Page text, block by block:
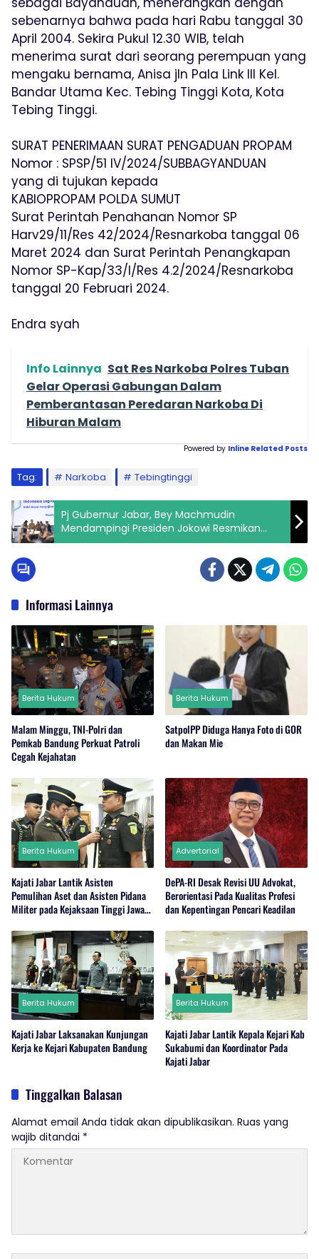
sebenarnya bahwa pada hari Rabu tanggal 30
April 2004. Sekira Pukul 12.30 WIB, telah
menerima surat dari seorang perempuan yang
mengaku bernama, Anisa jln Pala Link Ill Kel.
Bandar Utama Kec. Tebing Tinggi Kota, Kota
Tebing Tinggi.
SURAT PENERIMAAN SURAT PENGADUAN PROPAM
Nomor : SPSP/51 IV/2024/SUBBAGYANDUAN
yang di tujukan kepada
KABIOPROPAM POLDA SUMUT
Surat Perintah Penahanan Nomor SP
Harv29/11/Res 42/2024/Resnarkoba tanggal 06
Maret 2024 dan Surat Perintah Penangkapan
Nomor SP-Kap/33/l/Res 4.2/2024/Resnarkoba
tanggal 20 Februari 2024.
Endra syah
Info Lainnya Sat Res Narkoba Polres Tuban
Gelar Operasi Gabungan Dalam
Pemberantasan Peredaran Narkoba Di
Hiburan Malam
Powered by Inline Related Posts
Tag: Narkoba Tebingtinggi
Pj Gubernur Jabar, Bey Machmudin
Mendampingi Presiden Jokowi Resmikan
Indonesia Digital Test House
Informasi Lainnya
Berita Hukum
Malam Minggu, TNI-Polri dan
Pemkab Bandung Perkuat Patroli
Cegah Kejahatan
Berita Hukum
SatpolPP Diduga Hanya Foto di GOR
dan Makan Mie
Berita Hukum
Kajati Jabar Lantik Asisten
Pemulihan Aset dan Asisten Pidana
Militer pada Kejaksaan Tinggi Jawa
Advertorial
DePA-RI Desak Revisi UU Advokat,
Berorientasi Pada Kualitas Profesi
dan Kepentingan Pencari Keadilan
Berita Hukum
Kajati Jabar Laksanakan Kunjungan
Kerja ke Kejari Kabupaten Bandung
Berita Hukum
Kajati Jabar Lantik Kepala Kejari Kab
Sukabumi dan Koordinator Pada
Kajati Jabar
Tinggalkan Balasan
Alamat email Anda tidak akan dipublikasikan. Ruas yang
wajib ditandai *